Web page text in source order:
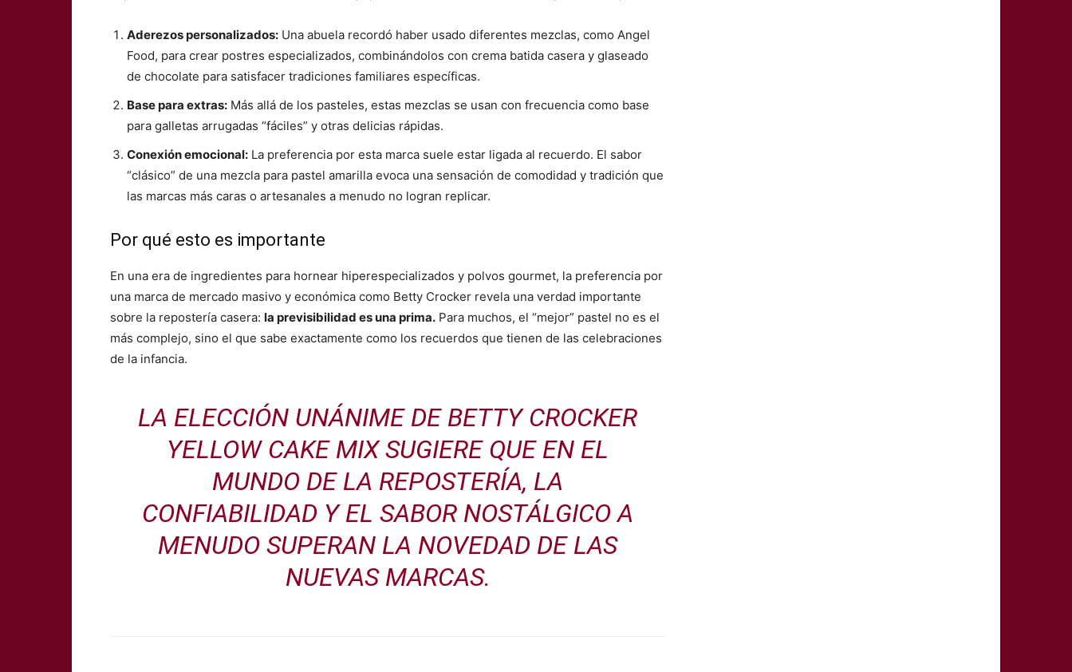
Aderezos personalizados: Una abuela recordó haber usado diferentes mezclas, como Angel
Food, para crear postres especializados, combinándolos con crema batida casera y glaseado
de chocolate para satisfacer tradiciones familiares específicas.
Base para extras: Más allá de los pasteles, estas mezclas se usan con frecuencia como base
para galletas arrugadas “fáciles” y otras delicias rápidas.
Conexión emocional: La preferencia por esta marca suele estar ligada al recuerdo. El sabor
“clásico” de una mezcla para pastel amarilla evoca una sensación de comodidad y tradición que
las marcas más caras o artesanales a menudo no logran replicar.
Por qué esto es importante
En una era de ingredientes para hornear hiperespecializados y polvos gourmet, la preferencia por
una marca de mercado masivo y económica como Betty Crocker revela una verdad importante
sobre la repostería casera: la previsibilidad es una prima. Para muchos, el “mejor” pastel no es el
más complejo, sino el que sabe exactamente como los recuerdos que tienen de las celebraciones
de la infancia.
LA ELECCIÓN UNÁNIME DE BETTY CROCKER
YELLOW CAKE MIX SUGIERE QUE EN EL
MUNDO DE LA REPOSTERÍA, LA
CONFIABILIDAD Y EL SABOR NOSTÁLGICO A
MENUDO SUPERAN LA NOVEDAD DE LAS
NUEVAS MARCAS.